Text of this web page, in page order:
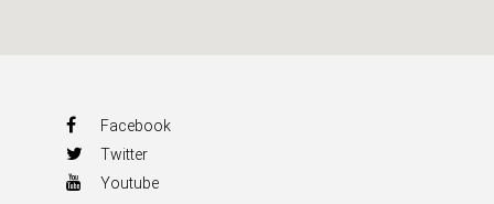
Facebook
Twitter
Youtube